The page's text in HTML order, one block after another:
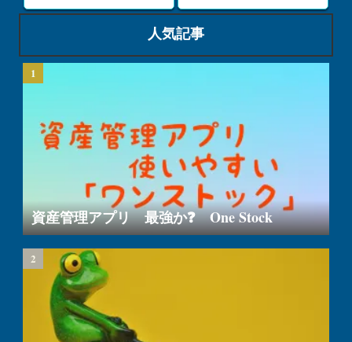
人気記事
資産管理アプリ 最強か❓ One Stock